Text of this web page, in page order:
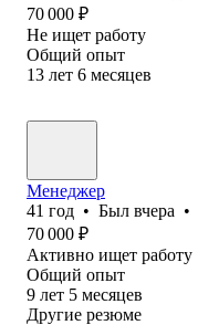
70 000 ₽
Не ищет работу
Общий опыт
13 лет 6 месяцев
Менеджер
41 год • Был вчера •
70 000 ₽
Активно ищет работу
Общий опыт
9 лет 5 месяцев
Другие резюме